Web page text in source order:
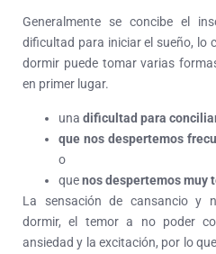
Generalmente se concibe el
dificultad para iniciar el sueño, lo
dormir puede tomar varias
en primer lugar.
una dificultad para
que nos despertemos
o
quenos despertemos muy
La sensación de cansancio y
dormir, el temor a no poder
ansiedad y la excitación, por lo